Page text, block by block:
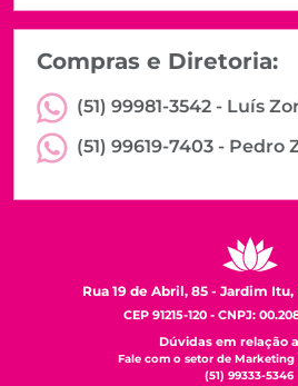
Compras e Diretoria:
(51) 99981-3542 - Luís
(51) 99619-7403 - Pedro
Rua 19 de Abril, 85 - Jardim
CEP 91215-120 - CNPJ:
Dúvidas em relação
Fale com o setor de
(51) 99333-5346